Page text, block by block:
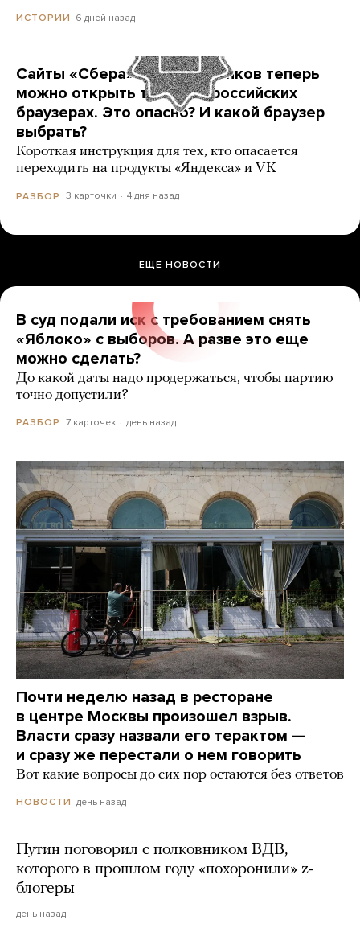
ИСТОРИИ 6 дней назад
Сайты «Сбера» и других банков теперь
можно открыть только в российских
браузерах. Это опасно? И какой браузер
выбрать?
Короткая инструкция для тех, кто опасается
переходить на продукты «Яндекса» и VK
РАЗБОР 3 карточки 4 дня назад
ЕЩЕ НОВОСТИ
В суд подали иск с требованием снять
«Яблоко» с выборов. А разве это еще
можно сделать?
До какой даты надо продержаться, чтобы партию
точно допустили?
РАЗБОР 7 карточек день назад
Почти неделю назад в ресторане
в центре Москвы произошел взрыв.
Власти сразу назвали его терактом —
и сразу же перестали о нем говорить
Вот какие вопросы до сих пор остаются без ответов
НОВОСТИ день назад
Путин поговорил с полковником ВДВ,
которого в прошлом году «похоронили» z-
блогеры
день назад